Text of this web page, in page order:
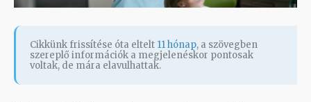
Cikkünk frissítése óta eltelt 11 hónap, a szövegben
szereplő információk a megjelenéskor pontosak
voltak, de mára elavulhattak.